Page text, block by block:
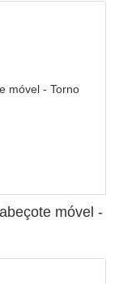
móvel -